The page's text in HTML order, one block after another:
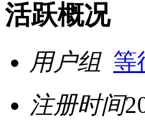
活跃概况
用户组 等
注册时间